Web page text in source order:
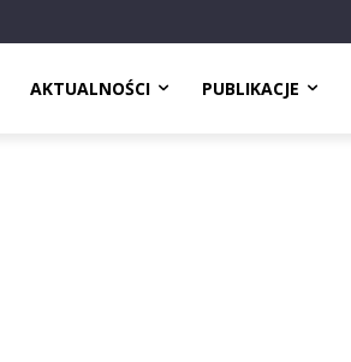
AKTUALNOŚCI PUBLIKACJE